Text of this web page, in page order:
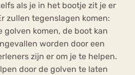
als je in het bootje zit je er
zullen tegenslagen komen:
golven komen, de boot kan
worden door een
zijn er om je te helpen.
door de golven te laten